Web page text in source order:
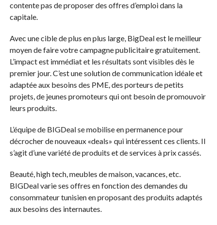
contente pas de proposer des offres d’emploi dans la
capitale.
Avec une cible de plus en plus large, BigDeal est le meilleur
moyen de faire votre campagne publicitaire gratuitement.
L’impact est immédiat et les résultats sont visibles dès le
premier jour. C’est une solution de communication idéale et
adaptée aux besoins des PME, des porteurs de petits
projets, de jeunes promoteurs qui ont besoin de promouvoir
leurs produits.
L’équipe de BIGDeal se mobilise en permanence pour
décrocher de nouveaux «deals» qui intéressent ces clients. Il
s’agit d’une variété de produits et de services à prix cassés.
Beauté, high tech, meubles de maison, vacances, etc.
BIGDeal varie ses offres en fonction des demandes du
consommateur tunisien en proposant des produits adaptés
aux besoins des internautes.